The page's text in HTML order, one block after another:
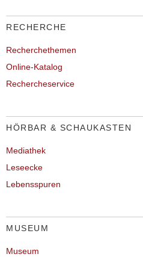
RECHERCHE
Recherchethemen
Online-Katalog
Rechercheservice
HÖRBAR & SCHAUKASTEN
Mediathek
Leseecke
Lebensspuren
MUSEUM
Museum